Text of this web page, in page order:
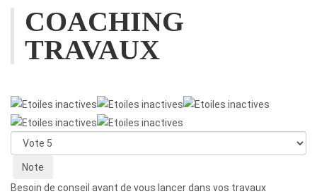
COACHING
TRAVAUX
Veuillez
voter
Besoin de conseil avant de vous lancer dans vos travaux